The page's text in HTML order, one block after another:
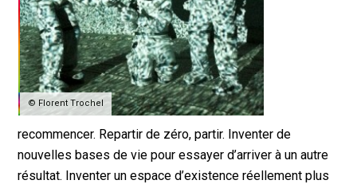
© Florent Trochel
recommencer. Repartir de zéro, partir. Inventer de
nouvelles bases de vie pour essayer d’arriver à un autre
résultat. Inventer un espace d’existence réellement plus